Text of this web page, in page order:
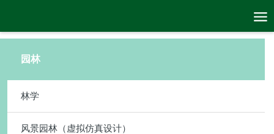
园林
林学
风景园林（虚拟仿真设计）